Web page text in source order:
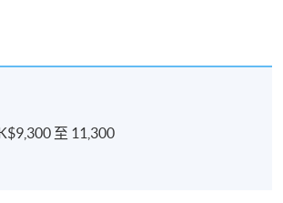
請者的專業無任何限制，即任何科
均可以參加SQE考試。但持有一個享有
至 11,300